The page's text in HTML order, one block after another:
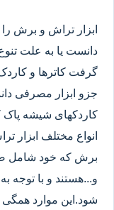
ابزار تراش و برش
دانست یا به علت تنوع
گرفت کاترها و
جزو ابزار مصرفی
کاردکهای شیشه
انواع مختلف
برش که خود شامل
و...هستند و با توجه
شود.این موارد همگی